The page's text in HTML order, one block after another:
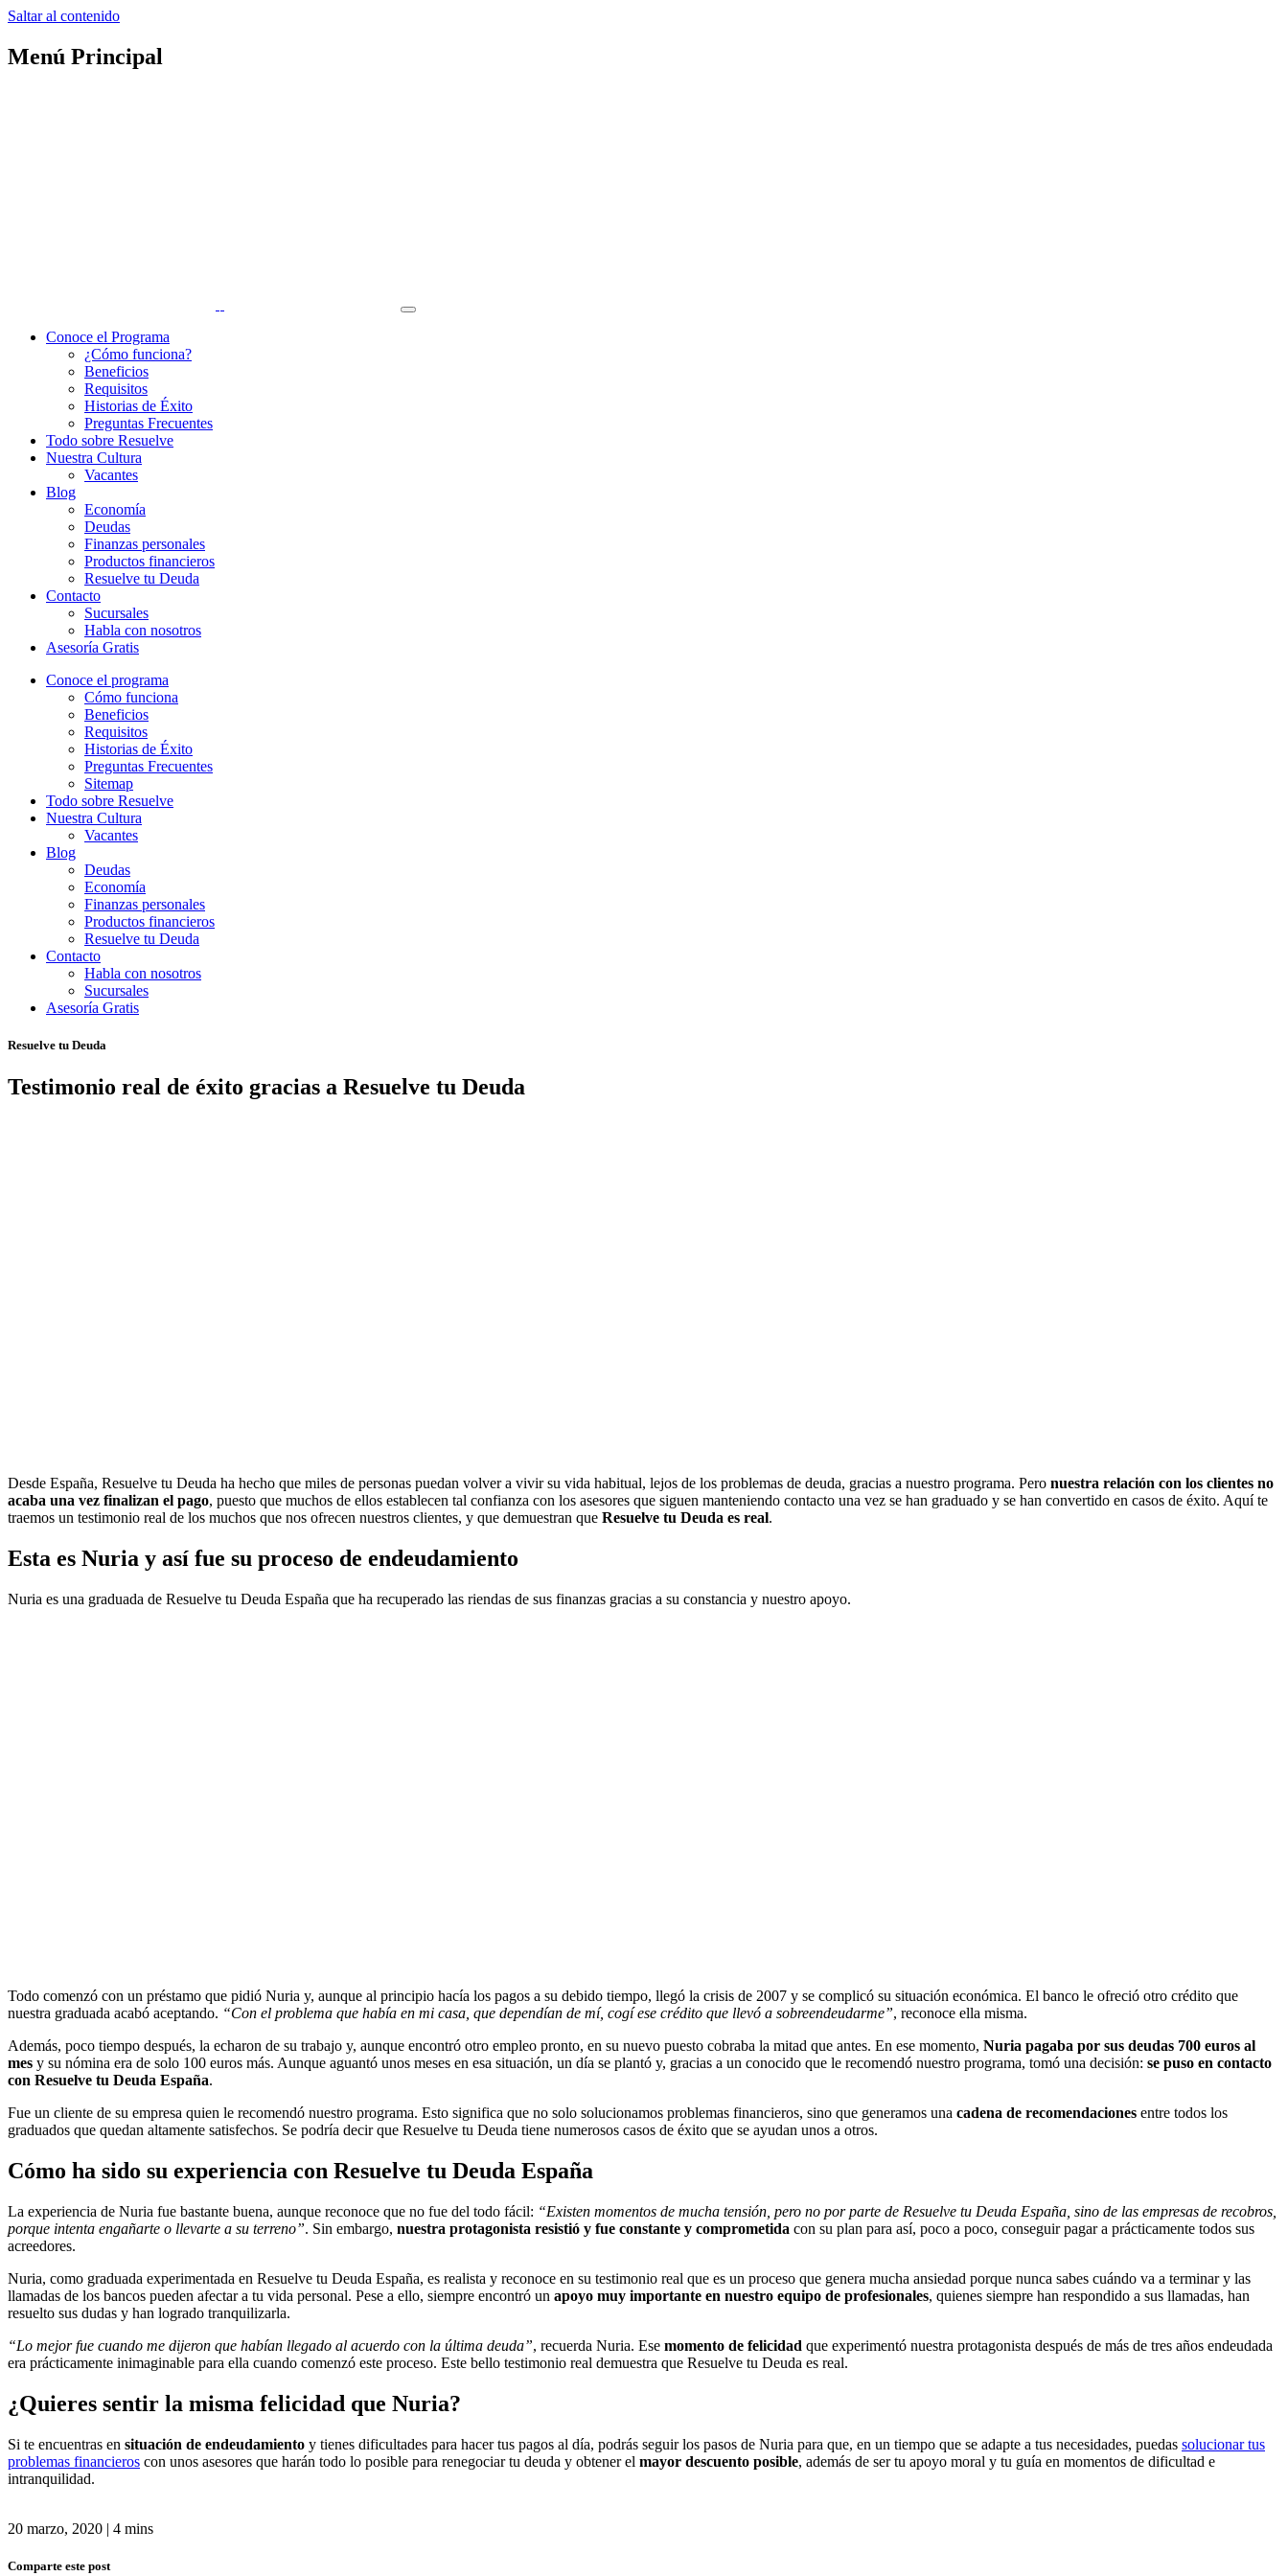
Saltar al contenido
Menú Principal
Conoce el Programa
¿Cómo funciona?
Beneficios
Requisitos
Historias de Éxito
Preguntas Frecuentes
Todo sobre Resuelve
Nuestra Cultura
Vacantes
Blog
Economía
Deudas
Finanzas personales
Productos financieros
Resuelve tu Deuda
Contacto
Sucursales
Habla con nosotros
Asesoría Gratis
Conoce el programa
Cómo funciona
Beneficios
Requisitos
Historias de Éxito
Preguntas Frecuentes
Sitemap
Todo sobre Resuelve
Nuestra Cultura
Vacantes
Blog
Deudas
Economía
Finanzas personales
Productos financieros
Resuelve tu Deuda
Contacto
Habla con nosotros
Sucursales
Asesoría Gratis
Resuelve tu Deuda
Testimonio real de éxito gracias a Resuelve tu Deuda
Desde España, Resuelve tu Deuda ha hecho que miles de personas puedan volver a vivir su vida habitual, lejos de los problemas de deuda, gracias a nuestro programa. Pero nuestra relación con los clientes no
acaba una vez finalizan el pago, puesto que muchos de ellos establecen tal confianza con los asesores que siguen manteniendo contacto una vez se han graduado y se han convertido en casos de éxito. Aquí te
traemos un testimonio real de los muchos que nos ofrecen nuestros clientes, y que demuestran que Resuelve tu Deuda es real.
Esta es Nuria y así fue su proceso de endeudamiento
Nuria es una graduada de Resuelve tu Deuda España que ha recuperado las riendas de sus finanzas gracias a su constancia y nuestro apoyo.
Todo comenzó con un préstamo que pidió Nuria y, aunque al principio hacía los pagos a su debido tiempo, llegó la crisis de 2007 y se complicó su situación económica. El banco le ofreció otro crédito que
nuestra graduada acabó aceptando. “Con el problema que había en mi casa, que dependían de mí, cogí ese crédito que llevó a sobreendeudarme”, reconoce ella misma.
Además, poco tiempo después, la echaron de su trabajo y, aunque encontró otro empleo pronto, en su nuevo puesto cobraba la mitad que antes. En ese momento, Nuria pagaba por sus deudas 700 euros al
mes y su nómina era de solo 100 euros más. Aunque aguantó unos meses en esa situación, un día se plantó y, gracias a un conocido que le recomendó nuestro programa, tomó una decisión: se puso en contacto
con Resuelve tu Deuda España.
Fue un cliente de su empresa quien le recomendó nuestro programa. Esto significa que no solo solucionamos problemas financieros, sino que generamos una cadena de recomendaciones entre todos los
graduados que quedan altamente satisfechos. Se podría decir que Resuelve tu Deuda tiene numerosos casos de éxito que se ayudan unos a otros.
Cómo ha sido su experiencia con Resuelve tu Deuda España
La experiencia de Nuria fue bastante buena, aunque reconoce que no fue del todo fácil: “Existen momentos de mucha tensión, pero no por parte de Resuelve tu Deuda España, sino de las empresas de recobros,
porque intenta engañarte o llevarte a su terreno”. Sin embargo, nuestra protagonista resistió y fue constante y comprometida con su plan para así, poco a poco, conseguir pagar a prácticamente todos sus
acreedores.
Nuria, como graduada experimentada en Resuelve tu Deuda España, es realista y reconoce en su testimonio real que es un proceso que genera mucha ansiedad porque nunca sabes cuándo va a terminar y las
llamadas de los bancos pueden afectar a tu vida personal. Pese a ello, siempre encontró un apoyo muy importante en nuestro equipo de profesionales, quienes siempre han respondido a sus llamadas, han
resuelto sus dudas y han logrado tranquilizarla.
“Lo mejor fue cuando me dijeron que habían llegado al acuerdo con la última deuda”, recuerda Nuria. Ese momento de felicidad que experimentó nuestra protagonista después de más de tres años endeudada
era prácticamente inimaginable para ella cuando comenzó este proceso. Este bello testimonio real demuestra que Resuelve tu Deuda es real.
¿Quieres sentir la misma felicidad que Nuria?
Si te encuentras en situación de endeudamiento y tienes dificultades para hacer tus pagos al día, podrás seguir los pasos de Nuria para que, en un tiempo que se adapte a tus necesidades, puedas solucionar tus
problemas financieros con unos asesores que harán todo lo posible para renegociar tu deuda y obtener el mayor descuento posible, además de ser tu apoyo moral y tu guía en momentos de dificultad e
intranquilidad.
20 marzo, 2020 | 4 mins
Comparte este post